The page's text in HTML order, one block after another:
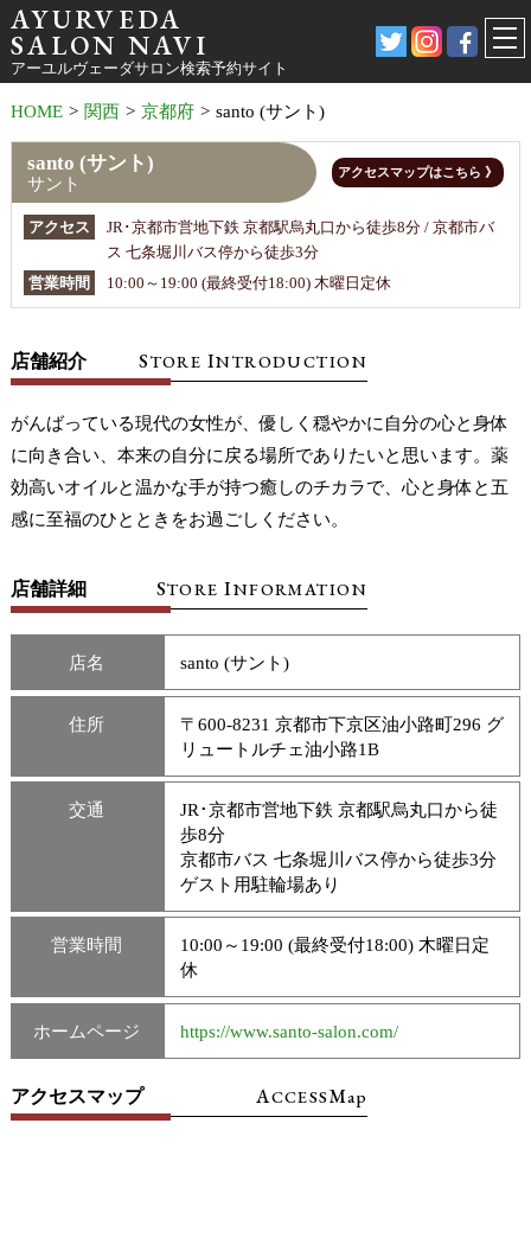
AYURVEDA
SALON NAVI
アーユルヴェーダサロン検索予約サイト
HOME > 関西 > 京都府 > santo (サント)
santo (サント)
サント
アクセスマップはこちら 》
アクセス
JR･京都市営地下鉄 京都駅烏丸口から徒歩8分 / 京都市バ
ス 七条堀川バス停から徒歩3分
営業時間
10:00～19:00 (最終受付18:00) 木曜日定休
店舗紹介 STORE INTRODUCTION
がんばっている現代の女性が、優しく穏やかに自分の心と身体
に向き合い、本来の自分に戻る場所でありたいと思います。薬
効高いオイルと温かな手が持つ癒しのチカラで、心と身体と五
感に至福のひとときをお過ごしください。
店舗詳細 STOREINFORMATION
店名 santo (サント)
住所
〒600-8231 京都市下京区油小路町296 グ
リュートルチェ油小路1B
交通
JR･京都市営地下鉄 京都駅烏丸口から徒
歩8分
京都市バス 七条堀川バス停から徒歩3分
ゲスト用駐輪場あり
営業時間
10:00～19:00 (最終受付18:00) 木曜日定
休
ホームページ https://www.santo-salon.com/
アクセスマップ ACCESSMap